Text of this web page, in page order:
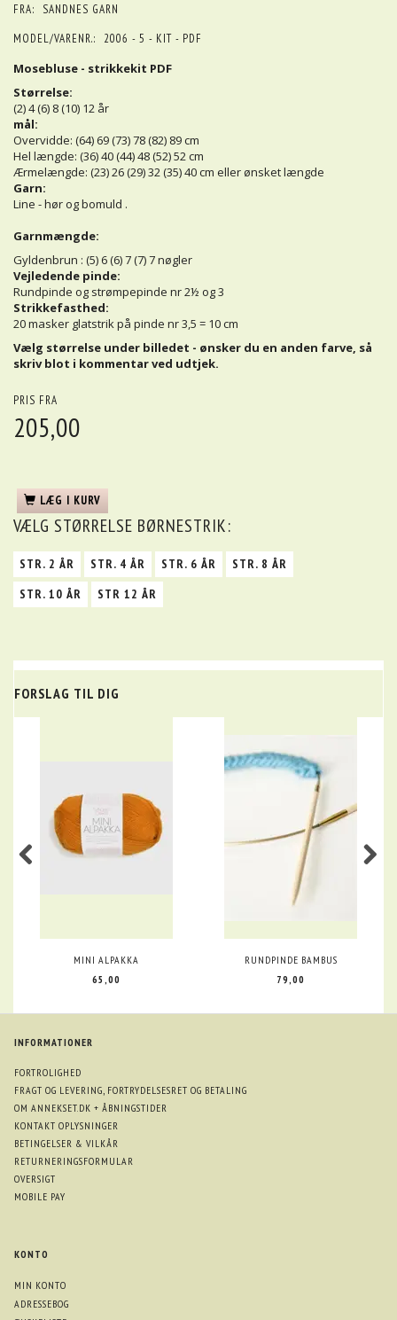
FRA:
SANDNES GARN
MODEL/VARENR.:
2006 - 5 - KIT - PDF
Mosebluse - strikkekit PDF
Størrelse:
(2) 4 (6) 8 (10) 12 år
mål:
Overvidde: (64) 69 (73) 78 (82) 89 cm
Hel længde: (36) 40 (44) 48 (52) 52 cm
Ærmelængde: (23) 26 (29) 32 (35) 40 cm eller ønsket længde
Garn:
Line - hør og bomuld .
Garnmængde:
Gyldenbrun : (5) 6 (6) 7 (7) 7 nøgler
Vejledende pinde:
Rundpinde og strømpepinde nr 2½ og 3
Strikkefasthed:
20 masker glatstrik på pinde nr 3,5 = 10 cm
Vælg størrelse under billedet - ønsker du en anden farve, så
skriv blot i kommentar ved udtjek.
PRIS FRA
205,00
LÆG I KURV
VÆLG STØRRELSE BØRNESTRIK:
STR. 2 ÅR STR. 4 ÅR STR. 6 ÅR
STR. 8 ÅR
STR. 10 ÅR
STR 12 ÅR
FORSLAG TIL DIG
MINI ALPAKKA
65,00
RUNDPINDE BAMBUS
79,00
INFORMATIONER
FORTROLIGHED
FRAGT OG LEVERING, FORTRYDELSESRET OG BETALING
OM ANNEKSET.DK + ÅBNINGSTIDER
KONTAKT OPLYSNINGER
BETINGELSER & VILKÅR
RETURNERINGSFORMULAR
OVERSIGT
MOBILE PAY
KONTO
MIN KONTO
ADRESSEBOG